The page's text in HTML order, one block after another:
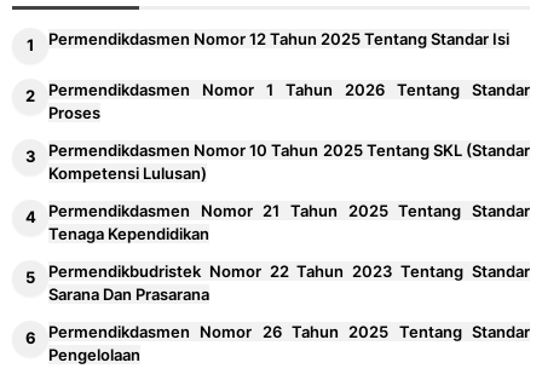
Permendikdasmen Nomor 12 Tahun 2025 Tentang Standar Isi
Permendikdasmen Nomor 1 Tahun 2026 Tentang Standar
Proses
Permendikdasmen Nomor 10 Tahun 2025 Tentang SKL (Standar
Kompetensi Lulusan)
Permendikdasmen Nomor 21 Tahun 2025 Tentang Standar
Tenaga Kependidikan
Permendikbudristek Nomor 22 Tahun 2023 Tentang Standar
Sarana Dan Prasarana
Permendikdasmen Nomor 26 Tahun 2025 Tentang Standar
Pengelolaan